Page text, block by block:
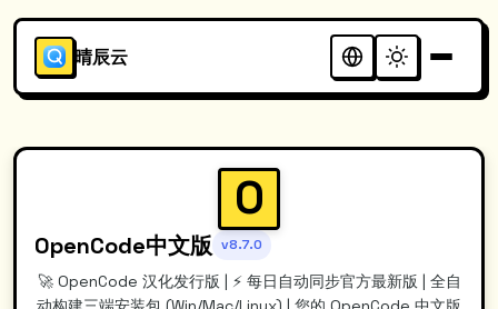
晴辰云
O
OpenCode中文版 v8.7.0
🚀 OpenCode 汉化发行版 | ⚡️ 每日自动同步官方最新版 | 全自